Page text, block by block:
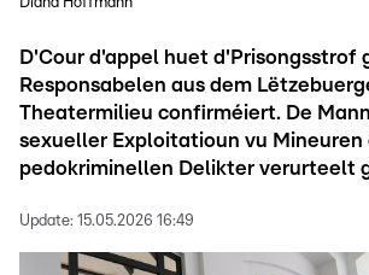
D'Cour d'appel huet d'Prisongsstrof
Responsabelen aus dem
Theatermilieu confirméiert. De
sexueller Exploitatioun vu Mineuren
pedokriminellen Delikter verurteelt
Update: 15.05.2026 16:49